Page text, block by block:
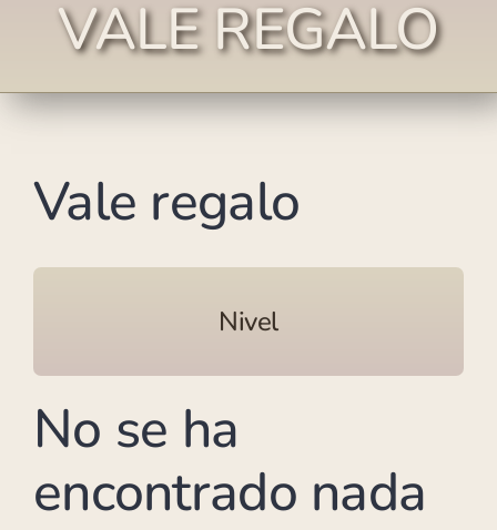
VALE REGALO
Vale regalo
Nivel
No se ha
encontrado nada